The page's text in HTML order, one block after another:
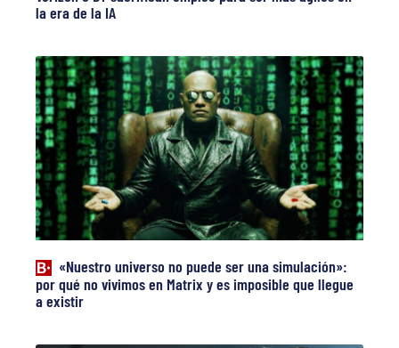
la era de la IA
«Nuestro universo no puede ser una simulación»:
por qué no vivimos en Matrix y es imposible que llegue
a existir